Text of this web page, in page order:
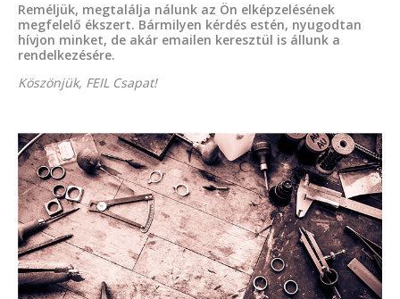
Reméljük, megtalálja nálunk az Ön elképzelésének
megfelelő ékszert. Bármilyen kérdés estén, nyugodtan
hívjon minket, de akár emailen keresztül is állunk a
rendelkezésére.
Köszönjük, FEIL Csapat!